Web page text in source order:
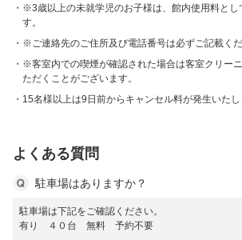
※3歳以上の未就学児のお子様は、館内使用料とし
す。
※ご連絡先のご住所及び電話番号は必ずご記載くだ
※客室内での喫煙が確認された場合は客室クリー
ただくことがございます。
15名様以上は9日前からキャンセル料が発生いたし
よくある質問
駐車場はありますか？
駐車場は下記をご確認ください。
有り ４０台 無料 予約不要